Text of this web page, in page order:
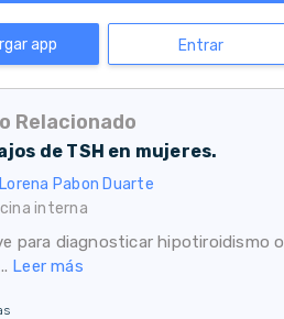
app Entrar
Relacionado
de TSH en mujeres.
Pabon Duarte
interna
para diagnosticar hipotiroidismo o
Leer más